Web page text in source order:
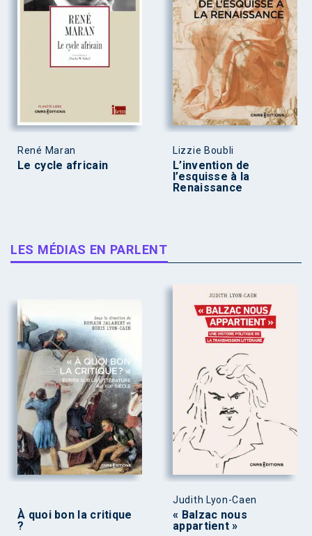
René Maran
Le cycle africain
Lizzie Boubli
L’invention de
l’esquisse à la
Renaissance
LES MÉDIAS EN PARLENT
À quoi bon la critique
?
Judith Lyon-Caen
« Balzac nous
appartient »